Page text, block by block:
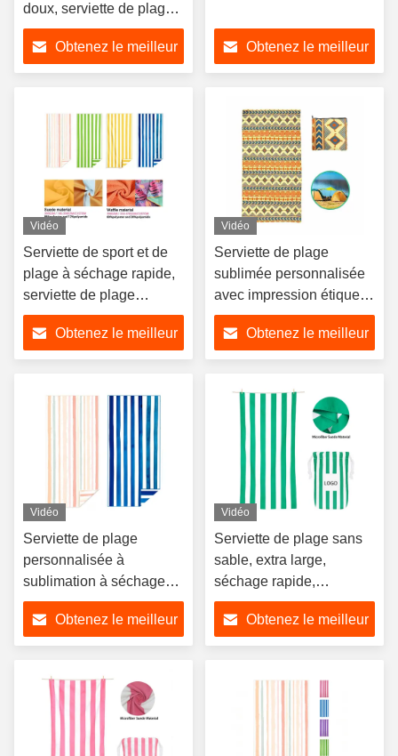
doux, serviette de plage
imprimée
Obtenez le meilleur
Obtenez le meilleur
Vidéo
Serviette de sport et de
plage à séchage rapide,
serviette de plage
imprimée sans sable
pour le fitness
Obtenez le meilleur
Vidéo
Serviette de plage
sublimée personnalisée
avec impression étiquette
privée 350gsm-390gsm
Obtenez le meilleur
Vidéo
Serviette de plage
personnalisée à
sublimation à séchage
rapide avec imprimé rayé
Obtenez le meilleur
Vidéo
Serviette de plage sans
sable, extra large,
séchage rapide,
imprimée
Obtenez le meilleur